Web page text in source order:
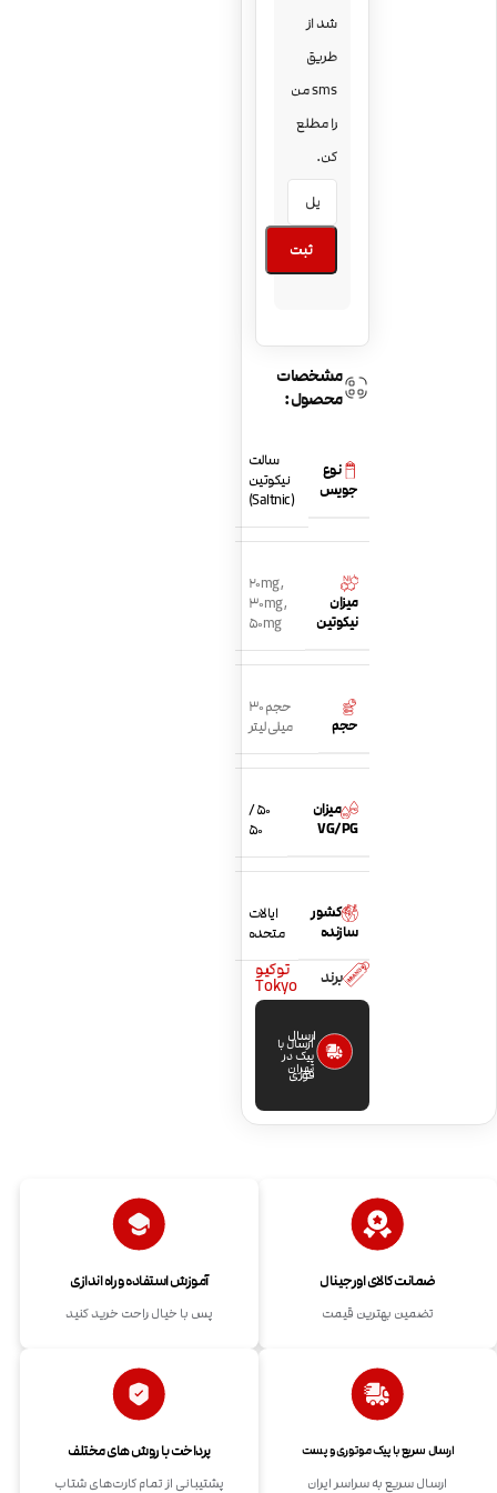
شد از
طریق
sms من
را مطلع
کن.
ثبت
مشخصات
محصول:
نوع
جویس
سالت
نیکوتین
(Saltnic)
میزان
نیکوتین
20mg,
30mg,
50mg
حجم
حجم 30
میلی لیتر
میزان
VG/PG
50 /
50
کشور
سازنده
ایالات
متحده
برند توکیو
Tokyo
ارسال
فوری
ارسال با
پیک در
تهران
ضمانت کالای اورجینال
تضمین بهترین قیمت
آموزش استفاده و راه اندازی
پس با خیال راحت خرید کنید
ارسال سریع با پیک موتوری و پست
ارسال سریع به سراسر ایران
پرداخت با روش های مختلف
پشتیبانی از تمام کارت‌های شتاب